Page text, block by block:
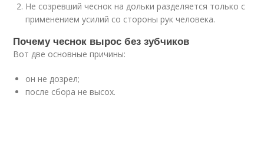
Не созревший чеснок на дольки разделяется только с
применением усилий со стороны рук человека.
Почему чеснок вырос без зубчиков
Вот две основные причины:
он не дозрел;
после сбора не высох.